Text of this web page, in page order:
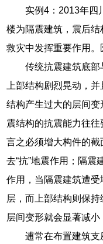
实例4：2013年四
楼为隔震建筑，震后
救灾中发挥重要作用。
传统抗震建筑底
上部结构剧烈晃动，
结构产生过大的层间
震结构的抗震能力往
言之必须增大构件的
去“抗”地震作用；隔
作用，当隔震建筑遭
层，而上部结构则保
层间变形就会显著减小
逋常在布置建筑